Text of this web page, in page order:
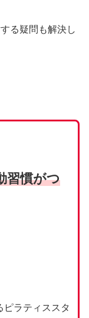
る疑問も解決し
習慣がつ
ピラティススタ